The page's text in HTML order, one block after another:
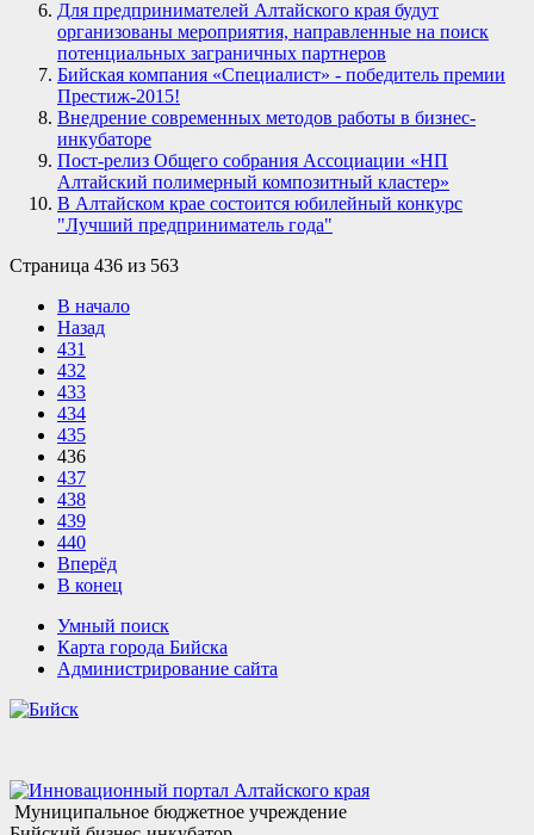
Для предпринимателей Алтайского края будут
организованы мероприятия, направленные на поиск
потенциальных заграничных партнеров
Бийская компания «Специалист» - победитель премии
Престиж-2015!
Внедрение современных методов работы в бизнес-
инкубаторе
Пост-релиз Общего собрания Ассоциации «НП
Алтайский полимерный композитный кластер»
В Алтайском крае состоится юбилейный конкурс
"Лучший предприниматель года"
Страница 436 из 563
В начало
Назад
431
432
433
434
435
436
437
438
439
440
Вперёд
В конец
Умный поиск
Карта города Бийска
Администрирование сайта
Муниципальное бюджетное учреждение